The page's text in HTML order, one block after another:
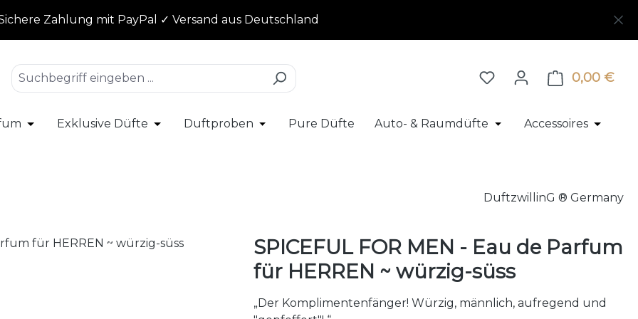
Zahlung mit PayPal ✓ Versand aus Deutschland
0,00 €
Kategorie % SALE
das Dropdown der Kategorie Damenparfum
Öffne oder Schließe das Dropdown der Kategorie Herrenparfum
Exklusive Düfte Öffne oder Schließe das Dropdown der Kategorie Exklusive Düfte
Duftproben Öffne oder Schließe das Dropdown der Kategorie Duftproben
Pure Düfte Auto- & Raumdüfte Öffne oder Schließe
Accessoires Öffne
DuftzwillinG ® Germany
SPICEFUL FOR MEN - Eau de Parfum
für HERREN ~ würzig-süss
„Der Komplimentenfänger! Würzig, männlich, aufregend und